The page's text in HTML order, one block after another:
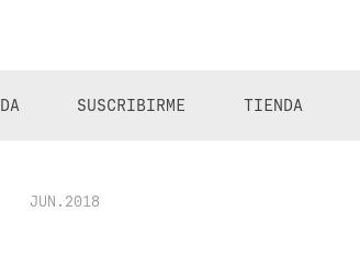
SUSCRIBIRME TIENDA
JUN.2018